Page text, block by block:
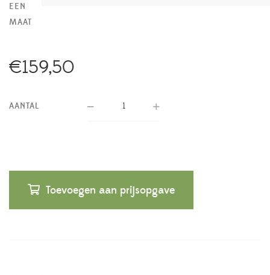
EEN
MAAT
€159,50
AANTAL
Toevoegen aan prijsopgave